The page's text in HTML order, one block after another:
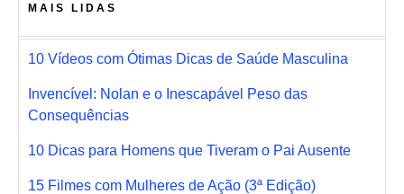
MAIS LIDAS
10 Vídeos com Ótimas Dicas de Saúde Masculina
Invencível: Nolan e o Inescapável Peso das
Consequências
10 Dicas para Homens que Tiveram o Pai Ausente
15 Filmes com Mulheres de Ação (3ª Edição)